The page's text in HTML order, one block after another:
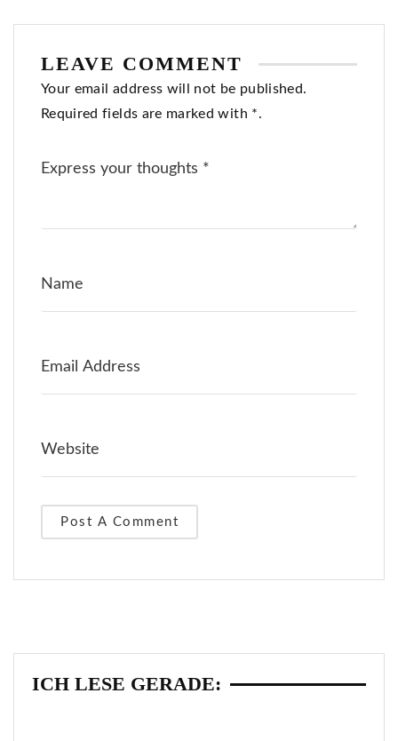
LEAVE COMMENT
Your email address will not be published.
Required fields are marked with *.
ICH LESE GERADE: